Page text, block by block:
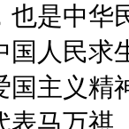
也是中华
国人民求
国主义精
表马万祺